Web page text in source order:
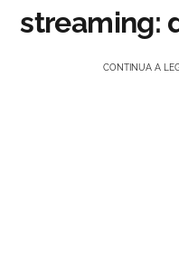
streaming:
CONTINUA A